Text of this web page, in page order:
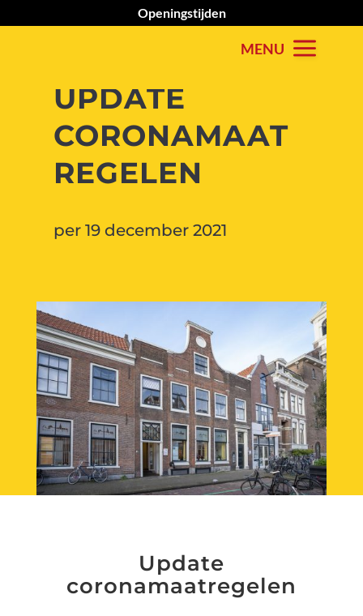
Openingstijden
UPDATE
CORONAMAAT
REGELEN
per 19 december 2021
Update
coronamaatregelen